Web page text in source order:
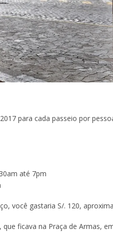
para cada passeio por
até 7pm
você gastaria S/. 120,
que ficava na Praça de Armas,